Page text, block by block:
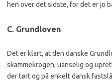
hen over det sidste, for det er jo
C. Grundloven
Det er klart, at den danske
skammekrogen, uanselig og
der tørt og på enkelt dansk